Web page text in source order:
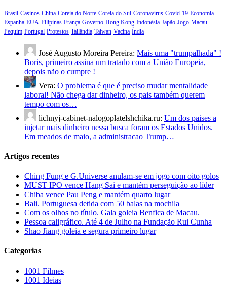
Brasil Casinos China Coreia do Norte Coreia do Sul Coronavírus Covid-19 Economia
Espanha EUA Filipinas França Governo Hong Kong Indonésia Japão Jogo Macau
Pequim Portugal Protestos Tailândia Taiwan Vacina Índia
José Augusto Moreira Pereira: Mais uma "trumpalhada" !
Boris, primeiro assina um tratado com a União Europeia,
depois não o cumpre !
Vera: O problema é que é preciso mudar mentalidade
laboral! Não chega dar dinheiro, os pais também querem
tempo com os…
lichnyj-cabinet-nalogoplatelshchika.ru: Um dos paises a
injetar mais dinheiro nessa busca foram os Estados Unidos.
Em meados de maio, a administracao Trump…
Artigos recentes
Ching Fung e G.Universe anulam-se em jogo com oito golos
MUST IPO vence Hang Sai e mantém perseguição ao líder
Chiba vence Pau Peng e mantém quarto lugar
Bali. Portuguesa detida com 50 balas na mochila
Com os olhos no título. Gala goleia Benfica de Macau.
Pessoa caligráfico. Até 4 de Julho na Fundação Rui Cunha
Shao Jiang goleia e segura primeiro lugar
Categorias
1001 Filmes
1001 Ideias